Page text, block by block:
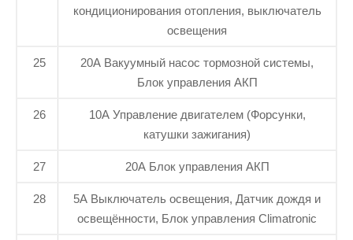
кондиционирования отопления, выключатель
освещения
25
20А Вакуумный насос тормозной системы,
Блок управления АКП
26
10A Управление двигателем (Форсунки,
катушки зажигания)
27 20А Блок управления АКП
28
5A Выключатель освещения, Датчик дождя и
освещённости, Блок управления Climatronic